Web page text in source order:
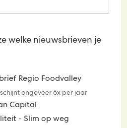
welke nieuwsbrieven je
Regio FoodvalleyDeze
ongeveer 6x per jaar
Capital
- Slim op weg